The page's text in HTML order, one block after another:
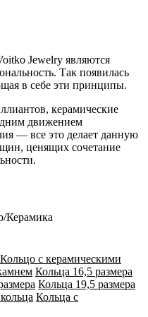
Jewelry являются
Так появилась
в себе эти принципы.
керамические
движением
— все это делает данную
ценящих сочетание
Керамика
Кольцо с керамическими
Кольца 16,5 размера
Кольца 19,5 размера
Кольца с